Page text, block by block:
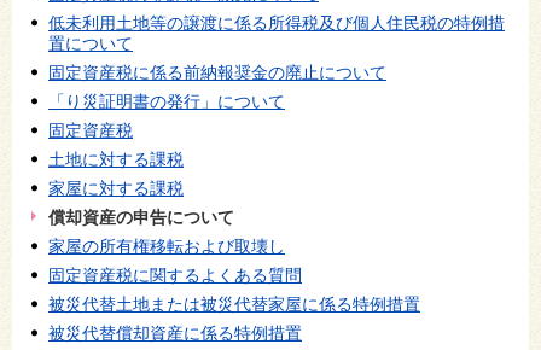
低未利用土地等の譲渡に係る所得税及び個人住民税の特例措
置について
固定資産税に係る前納報奨金の廃止について
「り災証明書の発行」について
固定資産税
土地に対する課税
家屋に対する課税
償却資産の申告について
家屋の所有権移転および取壊し
固定資産税に関するよくある質問
被災代替土地または被災代替家屋に係る特例措置
被災代替償却資産に係る特例措置